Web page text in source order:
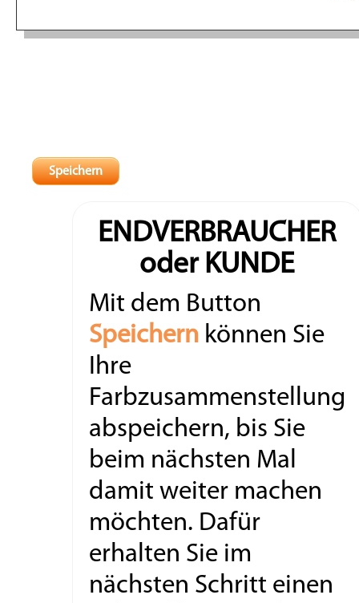
ENDVERBRAUCHER
oder KUNDE
Mit dem Button
Speichernkönnen Sie
Ihre
Farbzusammenstellung
abspeichern, bis Sie
beim nächsten Mal
damit weiter machen
möchten. Dafür
erhalten Sie im
nächsten Schritt einen